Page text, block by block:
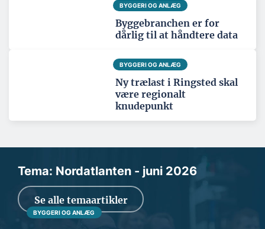
BYGGERI OG ANLÆG
Byggebranchen er for
dårlig til at håndtere data
BYGGERI OG ANLÆG
Ny trælast i Ringsted skal
være regionalt
knudepunkt
Tema: Nordatlanten - juni 2026
Se alle temaartikler
BYGGERI OG ANLÆG